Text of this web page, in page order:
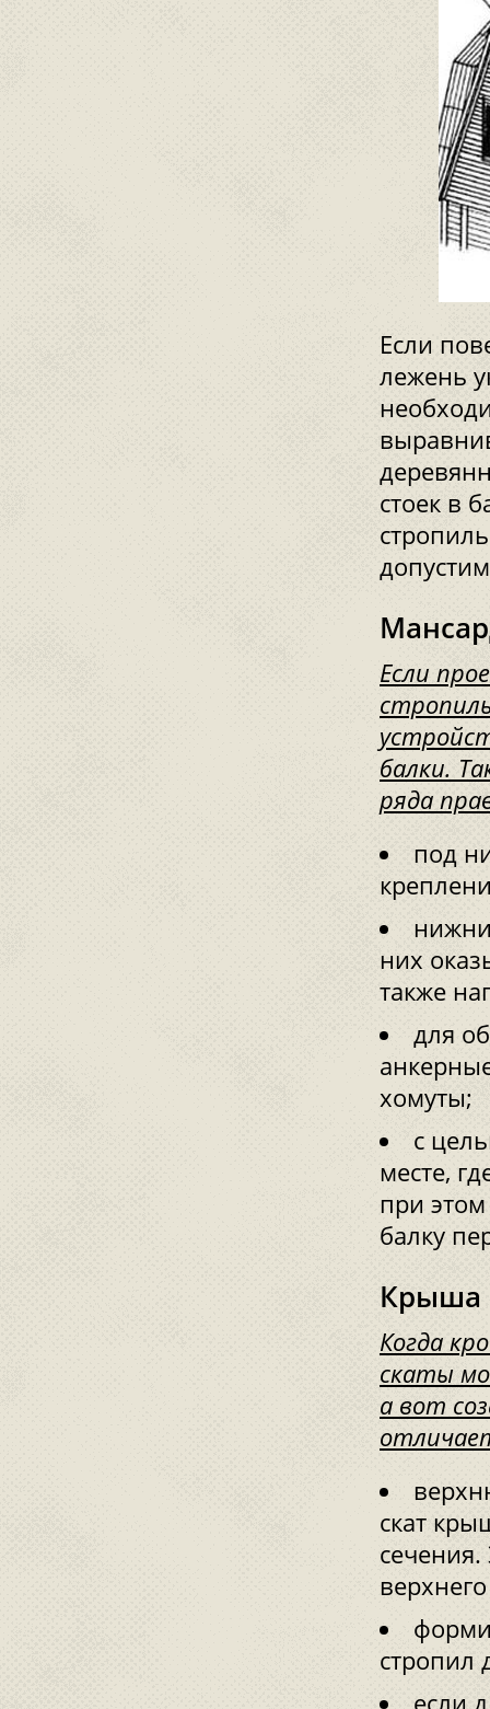
Если
лежень
стоек в
Если
балки.
ряда
под
них
также
для
хомуты;
с
месте,
при этом
балку
Крыша
Когда
скаты
а вот
скат
стропил